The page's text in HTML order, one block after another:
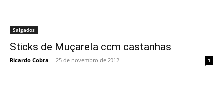
Salgados
Sticks de Muçarela com castanhas
Ricardo Cobra - 25 de novembro de 2012 1